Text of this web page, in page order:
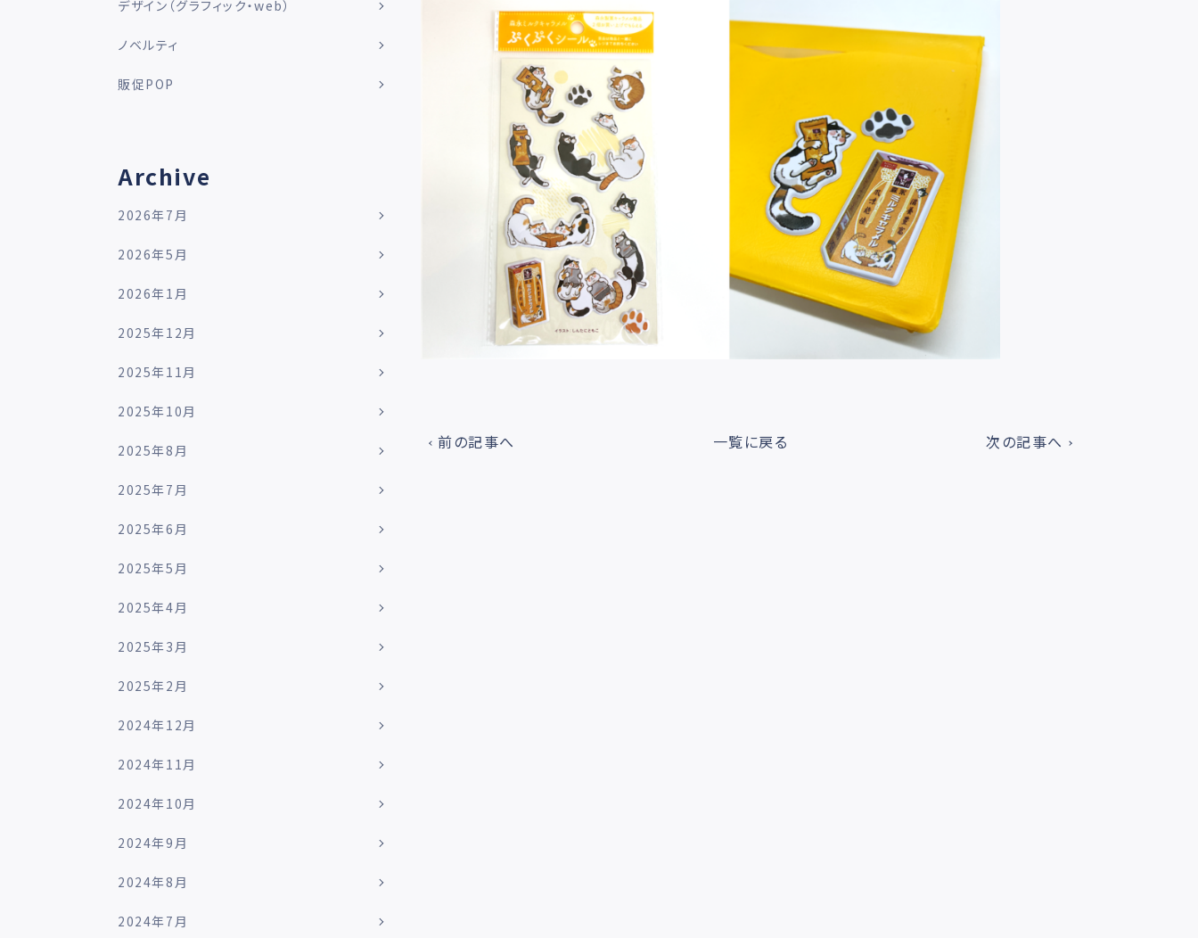
前の記事へ 一覧に戻る 次の記事へ
デザイン（グラフィック・web）
ノベルティ
販促POP
Archive
2026年7月
2026年5月
2026年1月
2025年12月
2025年11月
2025年10月
2025年8月
2025年7月
2025年6月
2025年5月
2025年4月
2025年3月
2025年2月
2024年12月
2024年11月
2024年10月
2024年9月
2024年8月
2024年7月